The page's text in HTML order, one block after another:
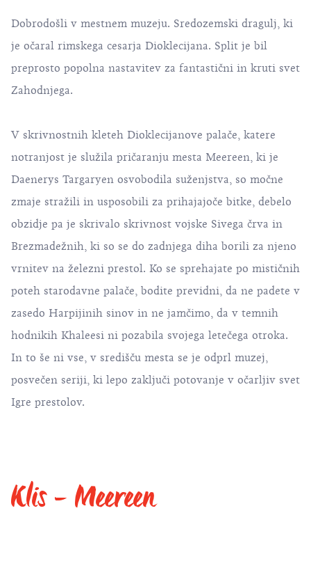
Dobrodošli v mestnem muzeju. Sredozemski dragulj, ki
je očaral rimskega cesarja Dioklecijana. Split je bil
preprosto popolna nastavitev za fantastični in kruti svet
Zahodnjega.
V skrivnostnih kleteh Dioklecijanove palače, katere
notranjost je služila pričaranju mesta Meereen, ki je
Daenerys Targaryen osvobodila suženjstva, so močne
zmaje stražili in usposobili za prihajajoče bitke, debelo
obzidje pa je skrivalo skrivnost vojske Sivega črva in
Brezmadežnih, ki so se do zadnjega diha borili za njeno
vrnitev na železni prestol. Ko se sprehajate po mističnih
poteh starodavne palače, bodite previdni, da ne padete v
zasedo Harpijinih sinov in ne jamčimo, da v temnih
hodnikih Khaleesi ni pozabila svojega letečega otroka.
In to še ni vse, v središču mesta se je odprl muzej,
posvečen seriji, ki lepo zaključi potovanje v očarljiv svet
Igre prestolov.
Klis - Meereen